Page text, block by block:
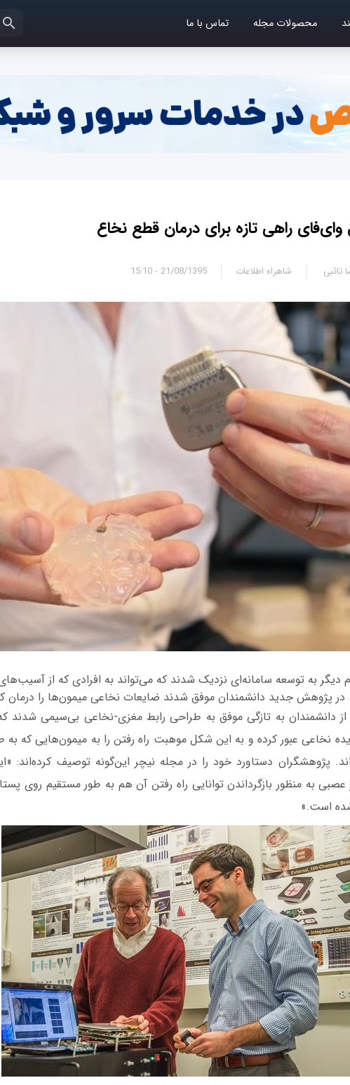
محصولات مجله تماس با ما
وای‌فای راهی تازه برای درمان قطع نخاع
21/08/1395 - 15:10 تائبی شاهراه اطلاعات
به توسعه سامانه‌ای نزدیک شدند که می‌تواند به افرادی که از
پژوهش جدید دانشمندان موفق شدند ضایعات نخاعی میمون‌ها را درمان
از دانشمندان به تازگی موفق به طراحی رابط مغزی-نخاعی بی‌سیمی شدند
نخاعی عبور کرده و به این شکل موهبت راه رفتن را به میمون‌هایی که به
پژوهشگران دستاورد خود را در مجله نیچر این‌گونه توصیف کرده‌اند:
به منظور بازگرداندن توانایی راه رفتن آن ‌هم به طور مستقیم روی
است.»